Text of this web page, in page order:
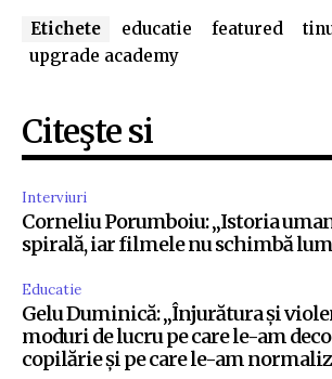
Etichete educatie featured
upgrade academy
Citeşte si
Interviuri
Corneliu Porumboiu: „Istoria
spirală, iar filmele nu schimbă
Educatie
Gelu Duminică: „Înjurătura și
moduri de lucru pe care le-am
copilărie și pe care le-am